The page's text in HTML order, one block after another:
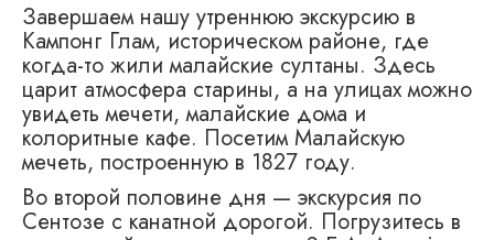
Завершаем нашу утреннюю экскурсию в
Кампонг Глам, историческом районе, где
когда-то жили малайские султаны. Здесь
царит атмосфера старины, а на улицах можно
увидеть мечети, малайские дома и
колоритные кафе. Посетим Малайскую
мечеть, построенную в 1827 году.
Во второй половине дня — экскурсия по
Сентозе с канатной дорогой. Погрузитесь в